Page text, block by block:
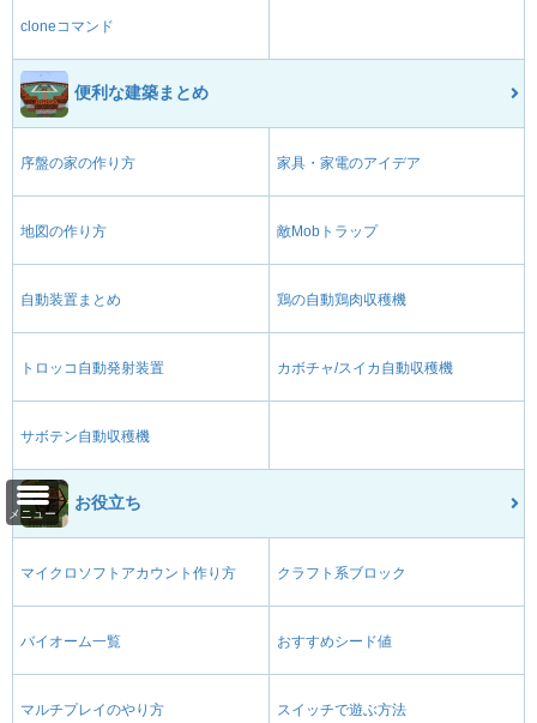
メニュー
cloneコマンド
便利な建築まとめ
序盤の家の作り方 家具・家電のアイデア
地図の作り方 敵Mobトラップ
自動装置まとめ 鶏の自動鶏肉収穫機
トロッコ自動発射装置 カボチャ/スイカ自動収穫機
サボテン自動収穫機
お役立ち
マイクロソフトアカウント作り方 クラフト系ブロック
バイオーム一覧 おすすめシード値
マルチプレイのやり方 スイッチで遊ぶ方法